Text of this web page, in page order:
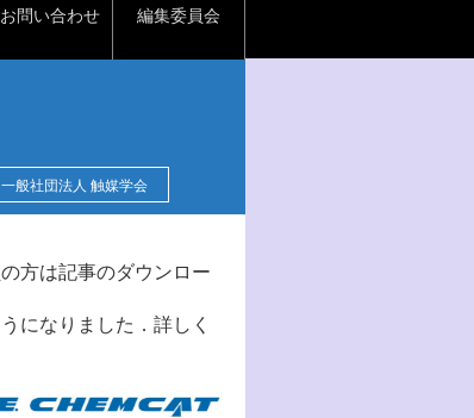
お問い合わせ 編集委員会
一般社団法人 触媒学会
方は記事のダウンロー
になりました．詳しく